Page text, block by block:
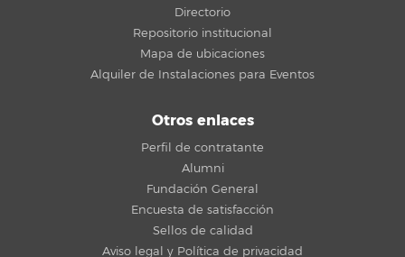
Directorio
Repositorio institucional
Mapa de ubicaciones
Alquiler de Instalaciones para Eventos
Otros enlaces
Perfil de contratante
Alumni
Fundación General
Encuesta de satisfacción
Sellos de calidad
Aviso legal y Política de privacidad